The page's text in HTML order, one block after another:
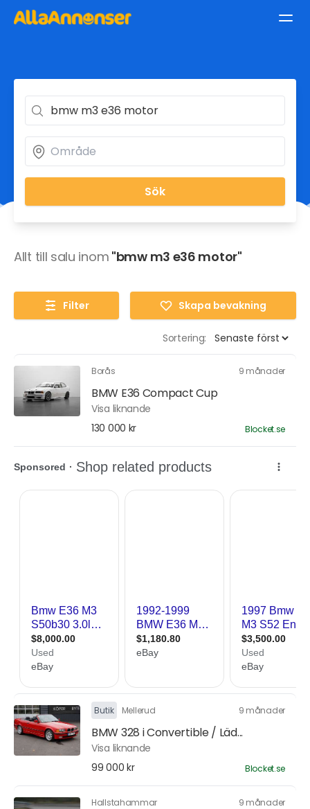
Sök
Allt till salu inom "bmw m3 e36 motor"
Filter Skapa bevakning
Sortering:
Borås 9 månader
BMW E36 Compact Cup
Visa liknande
130 000 kr
Blocket.se
Butik Mellerud 9 månader
BMW 328 i Convertible / Läd...
Visa liknande
99 000 kr
Blocket.se
Hallstahammar 9 månader